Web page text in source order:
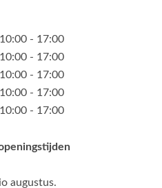
10:00 - 17:00
10:00 - 17:00
10:00 - 17:00
10:00 - 17:00
10:00 - 17:00
augustus.